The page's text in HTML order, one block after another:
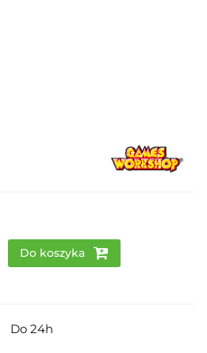
Do koszyka
Do 24h